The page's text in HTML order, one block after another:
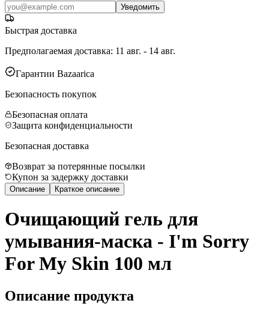
Уведомить
Быстрая доставка
Предполагаемая доставка: 11 авг. - 14 авг.
Гарантии Bazaarica
Безопасность покупок
Безопасная оплата
Защита конфиденциальности
Безопасная доставка
Возврат за потерянные посылки
Купон за задержку доставки
Описание Краткое описание
Очищающий гель для
умывания-маска - I'm Sorry
For My Skin 100 мл
Описание продукта